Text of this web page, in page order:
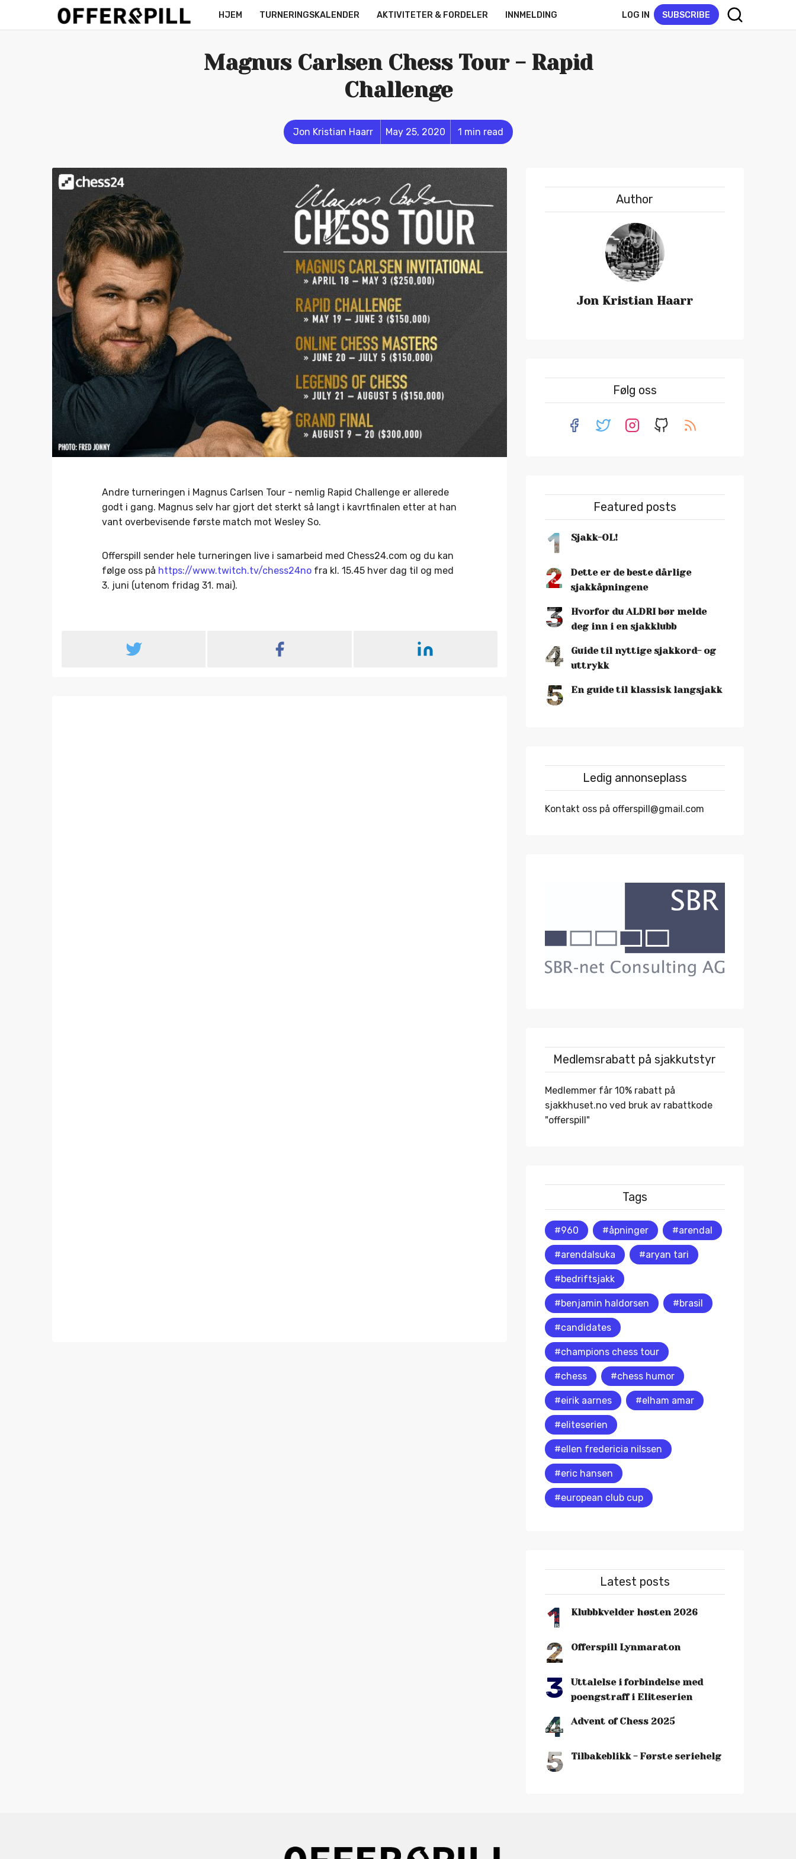
HJEM TURNERINGSKALENDER AKTIVITETER & FORDELER INNMELDING LOG IN SUBSCRIBE
Magnus Carlsen Chess Tour - Rapid
Challenge
Jon Kristian Haarr May 25, 2020 1 min read
Andre turneringen i Magnus Carlsen Tour - nemlig Rapid Challenge er allerede
godt i gang. Magnus selv har gjort det sterkt så langt i kavrtfinalen etter at han
vant overbevisende første match mot Wesley So.
Offerspill sender hele turneringen live i samarbeid med Chess24.com og du kan
følge oss på https://www.twitch.tv/chess24no fra kl. 15.45 hver dag til og med
3. juni (utenom fridag 31. mai).
Author
Jon Kristian Haarr
Følg oss
Featured posts
1 Sjakk-OL!
2
Dette er de beste dårlige
sjakkåpningene
3
Hvorfor du ALDRI bør melde
deg inn i en sjakklubb
4
Guide til nyttige sjakkord- og
uttrykk
5 En guide til klassisk langsjakk
Ledig annonseplass
Kontakt oss på offerspill@gmail.com
Medlemsrabatt på sjakkutstyr
Medlemmer får 10% rabatt på
sjakkhuset.no ved bruk av rabattkode
"offerspill"
Tags
#960 #åpninger #arendal
#arendalsuka #aryan tari
#bedriftsjakk
#benjamin haldorsen #brasil
#candidates
#champions chess tour
#chess #chess humor
#eirik aarnes #elham amar
#eliteserien
#ellen fredericia nilssen
#eric hansen
#european club cup
Latest posts
1 Klubbkvelder høsten 2026
2 Offerspill Lynmaraton
3
Uttalelse i forbindelse med
poengstraff i Eliteserien
4 Advent of Chess 2025
5 Tilbakeblikk - Første seriehelg